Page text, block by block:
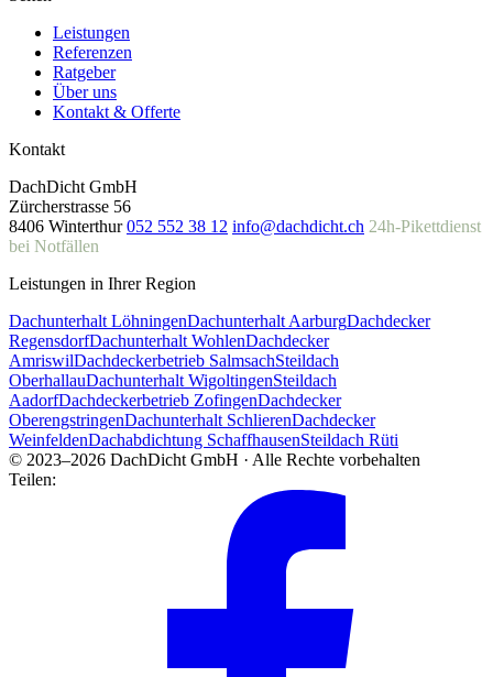
Leistungen
Referenzen
Ratgeber
Über uns
Kontakt & Offerte
Kontakt
DachDicht GmbH
Zürcherstrasse 56
8406 Winterthur 052 552 38 12 info@dachdicht.ch 24h-Pikettdienst
bei Notfällen
Leistungen in Ihrer Region
Dachunterhalt LöhningenDachunterhalt AarburgDachdecker
RegensdorfDachunterhalt WohlenDachdecker
AmriswilDachdeckerbetrieb SalmsachSteildach
OberhallauDachunterhalt WigoltingenSteildach
AadorfDachdeckerbetrieb ZofingenDachdecker
OberengstringenDachunterhalt SchlierenDachdecker
WeinfeldenDachabdichtung SchaffhausenSteildach Rüti
© 2023–2026 DachDicht GmbH · Alle Rechte vorbehalten
Teilen: